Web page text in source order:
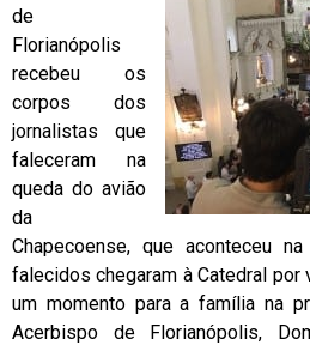
de
Florianópolis
recebeu os
corpos dos
jornalistas que
faleceram na
queda do avião
da
Chapecoense, que aconteceu
falecidos chegaram à Catedral por
um momento para a família na
Acerbispo de Florianópolis,